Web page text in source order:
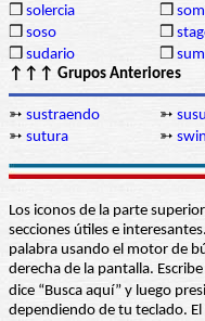
❒ solercia ❒
❒ soso ❒
❒ sudario ❒
↑↑↑ Grupos Anteriores
➳ sustraendo ➳
➳ sutura ➳
Los iconos de la parte
secciones útiles e
palabra usando el motor de
derecha de la pantalla.
dice “Busca aquí” y luego
dependiendo de tu teclado.